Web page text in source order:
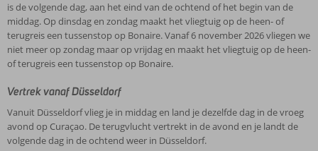
is de volgende dag, aan het eind van de ochtend of het begin van de
middag. Op dinsdag en zondag maakt het vliegtuig op de heen- of
terugreis een tussenstop op Bonaire. Vanaf 6 november 2026 vliegen we
niet meer op zondag maar op vrijdag en maakt het vliegtuig op de heen-
of terugreis een tussenstop op Bonaire.
Vertrek vanaf Düsseldorf
Vanuit Düsseldorf vlieg je in middag en land je dezelfde dag in de vroeg
avond op Curaçao. De terugvlucht vertrekt in de avond en je landt de
volgende dag in de ochtend weer in Düsseldorf.